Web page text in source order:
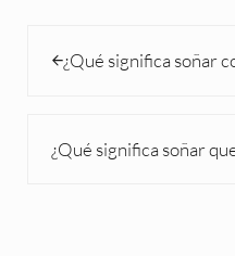
¿Qué significa soñar
¿Qué significa soñar